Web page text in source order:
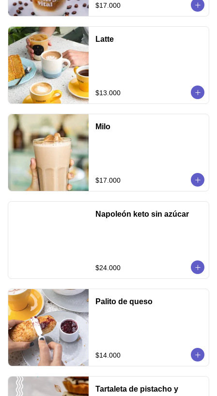
$17.000
Latte
$13.000
Milo
$17.000
Napoleón keto sin azúcar
$24.000
Palito de queso
$14.000
Tartaleta de pistacho y